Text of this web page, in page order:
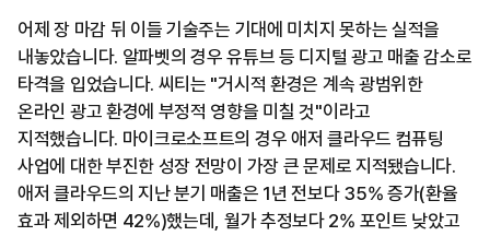
어제 장 마감 뒤 이들 기술주는 기대에 미치지 못하는 실적을
내놓았습니다. 알파벳의 경우 유튜브 등 디지털 광고 매출 감소로
타격을 입었습니다. 씨티는 "거시적 환경은 계속 광범위한
온라인 광고 환경에 부정적 영향을 미칠 것"이라고
지적했습니다. 마이크로소프트의 경우 애저 클라우드 컴퓨팅
사업에 대한 부진한 성장 전망이 가장 큰 문제로 지적됐습니다.
애저 클라우드의 지난 분기 매출은 1년 전보다 35% 증가(환율
효과 제외하면 42%)했는데, 월가 추정보다 2% 포인트 낮았고